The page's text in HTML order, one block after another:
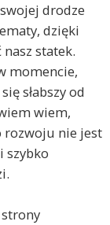
drodze
dzięki
statek.
momencie,
słabszy od
wiem,
rozwoju nie jest
szybko